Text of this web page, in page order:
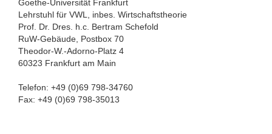
Goethe-Universität Frankfurt
Lehrstuhl für VWL, inbes. Wirtschaftstheorie
Prof. Dr. Dres. h.c. Bertram Schefold
RuW-Gebäude, Postbox 70
Theodor-W.-Adorno-Platz 4
60323 Frankfurt am Main
Telefon: +49 (0)69 798-34760
Fax: +49 (0)69 798-35013